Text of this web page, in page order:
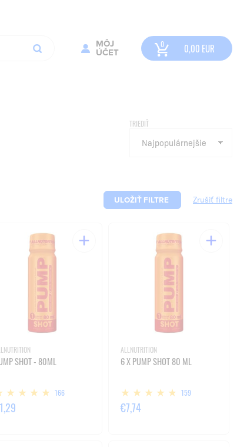
MÔJ
ÚČET
0,00 EUR
TRIEDIŤ
ULOŽIŤ FILTRE
SHOT - 80ML
166
ALLNUTRITION
6 X PUMP SHOT 80 ML
159
€7,74